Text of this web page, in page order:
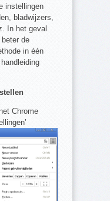
instellingen
bladwijzers,
In het geval
de
in één
Chrome